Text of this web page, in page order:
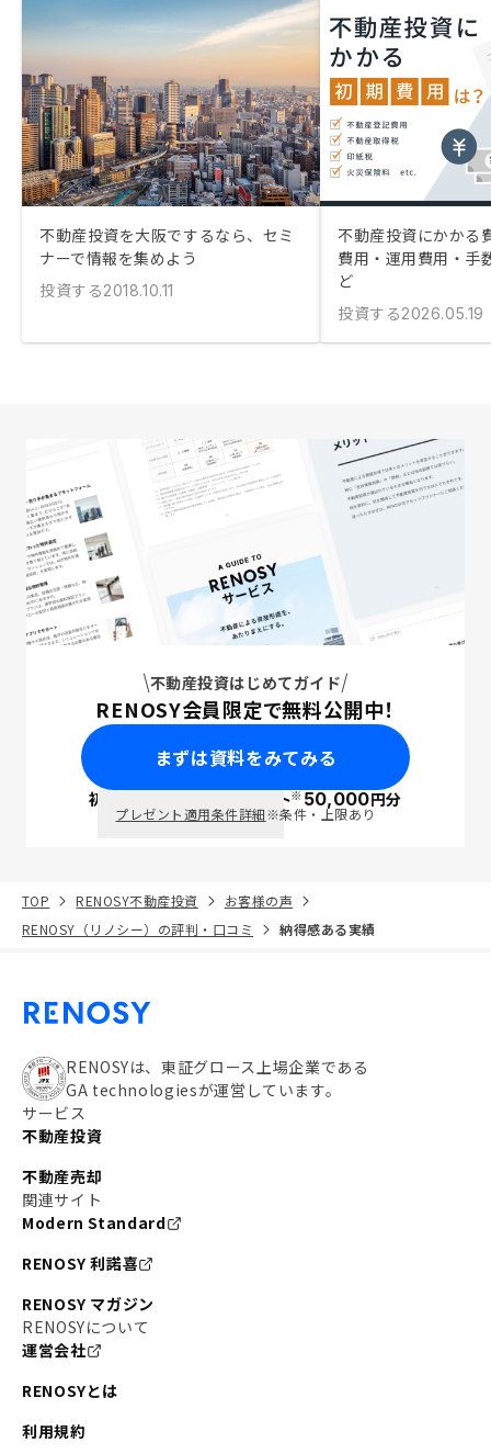
不動産投資を大阪でするなら、セミ
ナーで情報を集めよう
投資する2018.10.11
不動産投資にかかる
費用・運用費用・手
ど
投資する2026.05.19
不動産投資はじめてガイド
RENOSY会員限定で無料公開中！
まずは資料をみてみる
初回面談で ポイント※50,000円分
プレゼント適用条件詳細※条件・上限あり
TOP RENOSY不動産投資
お客様の声
RENOSY（リノシー）の評判・口コミ
納得感ある実績
RENOSYは、東証グロース上場企業である
GA technologiesが運営しています。
サービス
不動産投資
不動産売却
関連サイト
Modern Standard
RENOSY 利諾喜
RENOSY マガジン
RENOSYについて
運営会社
RENOSYとは
利用規約